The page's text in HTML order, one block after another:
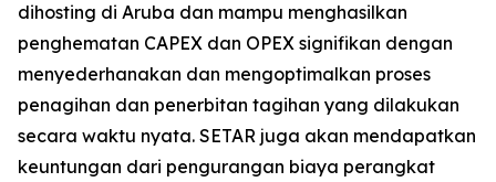
dihosting di Aruba dan mampu menghasilkan
penghematan CAPEX dan OPEX signifikan dengan
menyederhanakan dan mengoptimalkan proses
penagihan dan penerbitan tagihan yang dilakukan
secara waktu nyata. SETAR juga akan mendapatkan
keuntungan dari pengurangan biaya perangkat